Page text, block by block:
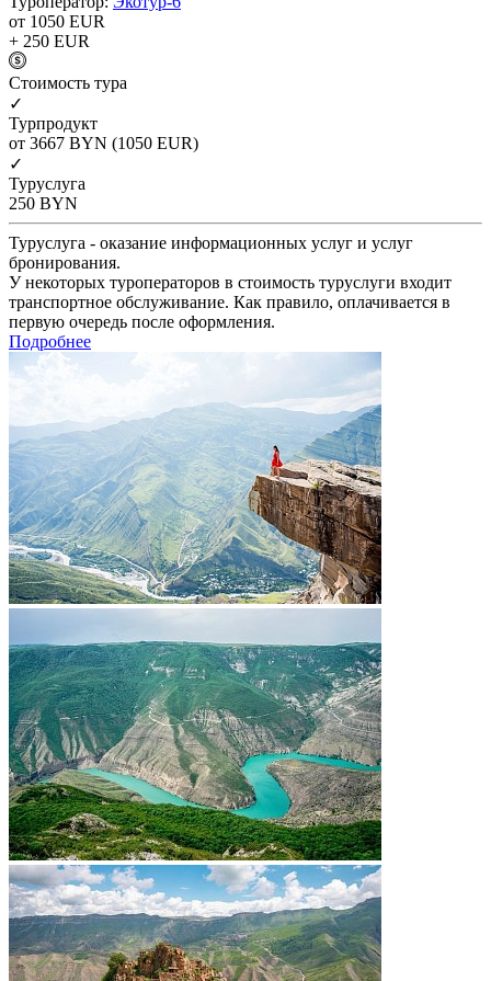
от 1050 EUR
+ 250 EUR
Cтоимость тура
✓
Турпродукт
от 3667 BYN (1050 EUR)
✓
Туруслуга
250 BYN
Туруслуга - оказание информационных услуг и услуг
бронирования.
У некоторых туроператоров в стоимость туруслуги входит
транспортное обслуживание. Как правило, оплачивается в
первую очередь после оформления.
Подробнее